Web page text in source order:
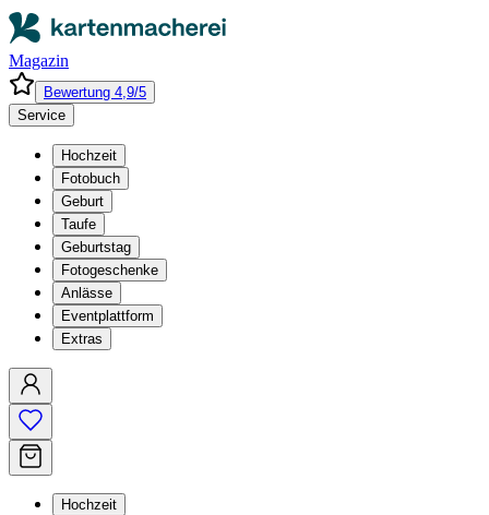
Magazin
Bewertung 4,9/5
Service
Hochzeit
Fotobuch
Geburt
Taufe
Geburtstag
Fotogeschenke
Anlässe
Eventplattform
Extras
Hochzeit